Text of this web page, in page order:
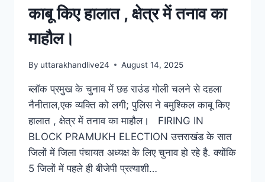
काबू किए हालात , क्षेत्र में तनाव का
माहौल।
By uttarakhandlive24 August 14, 2025
ब्लॉक प्रमुख के चुनाव में छह राउंड गोली चलने से दहला
नैनीताल,एक व्यक्ति को लगी; पुलिस ने बमुश्किल काबू किए
हालात , क्षेत्र में तनाव का माहौल। FIRING IN
BLOCK PRAMUKH ELECTION उत्तराखंड के सात
जिलों में जिला पंचायत अध्यक्ष के लिए चुनाव हो रहे है. क्योंकि
5 जिलों में पहले ही बीजेपी प्रत्याशी…